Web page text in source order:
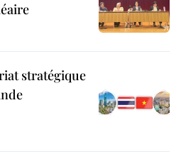
stratégique